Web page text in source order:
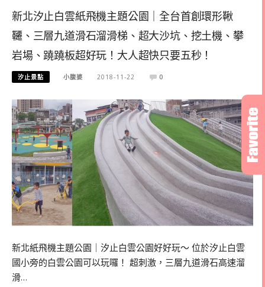
新北汐止白雲紙飛機主題公園｜全台首創環形鞦
韆、三層九道滑石溜滑梯、超大沙坑、挖土機、攀
岩場、蹺蹺板超好玩！大人超快只要五秒！
汐止景點 小腹婆 2018-11-22 0
新北紙飛機主題公園｜汐止白雲公園好好玩～ 位於汐止白雲
國小旁的白雲公園可以玩囉！ 超刺激，三層九道滑石高速溜
滑…